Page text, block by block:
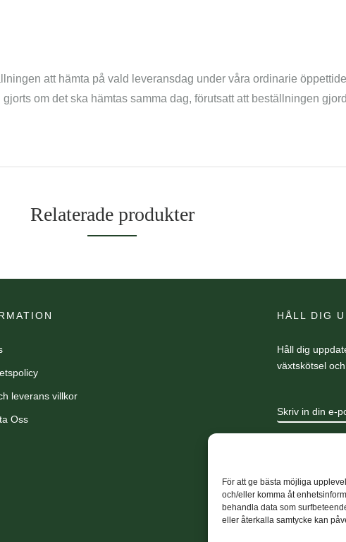
För att ge bästa möjliga
och/eller komma åt
behandla data som
eller återkalla samtycke kan
att hämta på vald leveransdag under våra ordinarie
om det ska hämtas samma dag, förutsatt att beställningen
Relaterade produkter
leverans villkor
Oss
HÅLL DIG
Håll dig
växtskötsel